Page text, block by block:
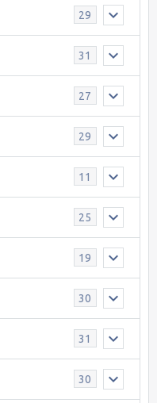
29
31
27
29
11
25
19
30
31
30